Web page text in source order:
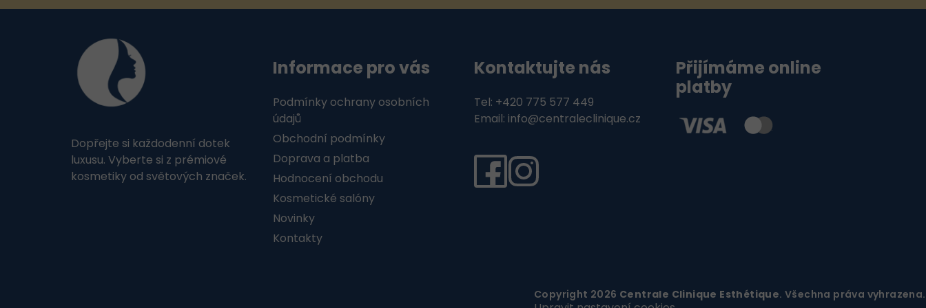
Dopřejte si každodenní dotek
luxusu. Vyberte si z prémiové
kosmetiky od světových značek.
Informace pro vás
Podmínky ochrany osobních
údajů
Obchodní podmínky
Doprava a platba
Hodnocení obchodu
Kosmetické salóny
Novinky
Kontakty
Kontaktujte nás
Tel: +420 775 577 449
Email: info@centraleclinique.cz
Přijímáme online
platby
Copyright 2026 Centrale Clinique Esthétique. Všechna práva vyhrazena.